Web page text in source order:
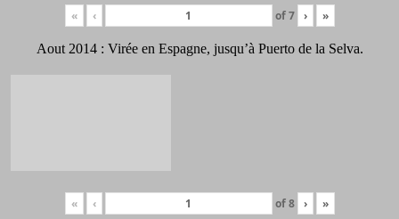
« ‹ of7 › »
Aout 2014 : Virée en Espagne, jusqu’à Puerto de la Selva.
« ‹ of8 › »